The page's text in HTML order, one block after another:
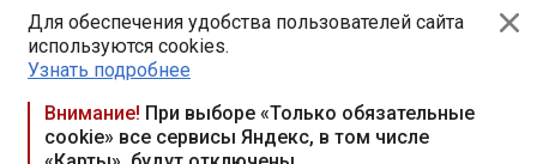
Для обеспечения удобства пользователей сайта
используются cookies.
Узнать подробнее
Внимание! При выборе «Только обязательные
cookie» все сервисы Яндекс, в том числе
Книга замечаний и предложений
Правила и документы
Praca.by © 2000—2026, ООО «ПРАЦА БАЙ»
Республика Беларусь, 220114, г. Минск, пр-т Независимости
117а, пом. № 9.